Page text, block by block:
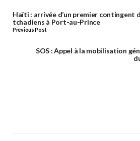
Haïti : arrivée d’un premier contingent
tchadiens à Port-au-Prince
Previous Post
SOS : Appel à la mobilisation